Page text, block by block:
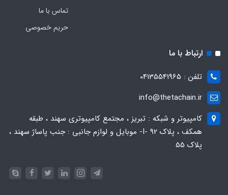
تماس با ما
حریم خصوصی
ارتباط با ما
تلفن : 04135541965
info@thetachain.ir
کامپیوتر و شبکه : تبریز ، مجتمع کامپیوتری سهند ، طبقه
همکف ، پلاک 92 -I- موبایل و لوازم جانبی : جنب پاساژ سهند ،
پلاک 55